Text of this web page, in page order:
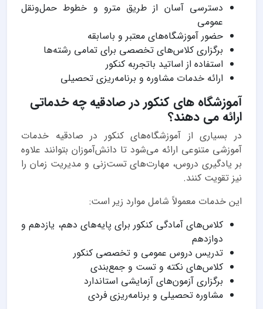
دسترسی آسان از طریق مترو و خطوط حمل‌ونقل
عمومی
حضور آموزشگاه‌های معتبر و باسابقه
برگزاری کلاس‌های تخصصی برای تمامی رشته‌ها
استفاده از اساتید باتجربه کنکور
ارائه خدمات مشاوره و برنامه‌ریزی تحصیلی
آموزشگاه های کنکور در صادقیه چه خدماتی
ارائه می دهند؟
در بسیاری از آموزشگاه‌های کنکور در صادقیه خدمات
آموزشی متنوعی ارائه می‌شود تا دانش‌آموزان بتوانند علاوه
بر یادگیری دروس، مهارت‌های تست‌زنی و مدیریت زمان را
نیز تقویت کنند.
این خدمات معمولاً شامل موارد زیر است:
کلاس‌های آمادگی کنکور برای پایه‌های دهم، یازدهم و
دوازدهم
تدریس دروس عمومی و تخصصی کنکور
کلاس‌های نکته و تست و جمع‌بندی
برگزاری آزمون‌های آزمایشی استاندارد
مشاوره تحصیلی و برنامه‌ریزی فردی